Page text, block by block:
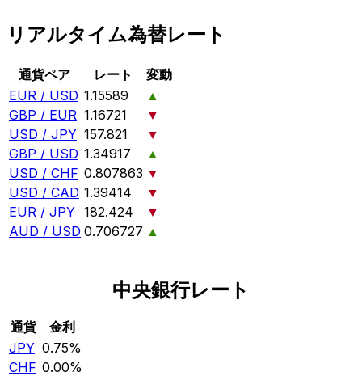
リアルタイム為替レート
通貨ペア レート
変動
EUR / USD 1.15589
▲
GBP / EUR 1.16721
▼
USD / JPY 157.821
▼
GBP / USD 1.34917
▲
USD / CHF 0.807863 ▼
USD / CAD 1.39414
▼
EUR / JPY 182.424
▼
AUD / USD 0.706727 ▲
中央銀行レート
通貨
金利
JPY 0.75%
CHF 0.00%